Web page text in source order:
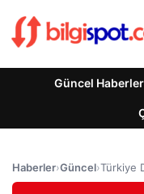
Güncel Haberler
Haberler›Güncel›Türkiye